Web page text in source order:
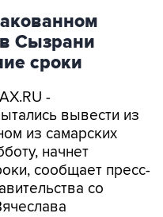
Сызрани
сроки
-
вывести из
из самарских
начнет
сообщает пресс-
со